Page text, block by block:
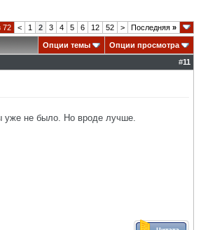
72 < 1 2 3 4 5 6 12 52 > Последняя »
Опции темы
Опции просмотра
#11
уже не было. Но вроде лучше.